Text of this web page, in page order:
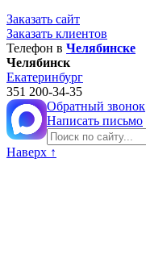
Заказать сайт
Заказать клиентов
Телефон в Челябинске
Челябинск
Екатеринбург
351 200-34-35
Обратный звонок
Написать письмо
Наверх ↑